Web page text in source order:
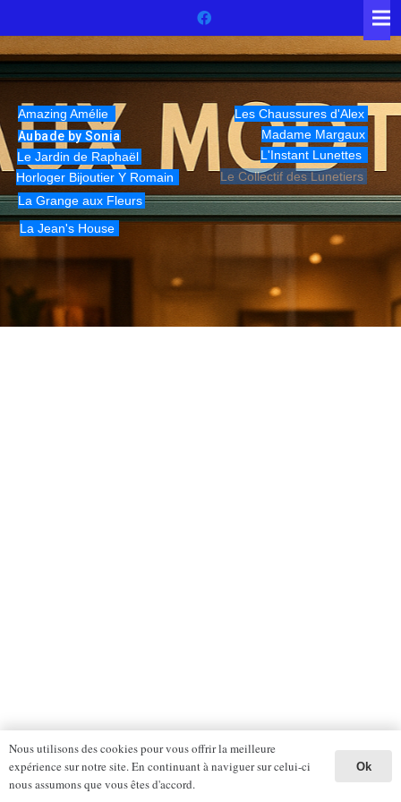
Amazing Amélie
Aubade by Sonia
Le Jardin de Raphaël
Horloger Bijoutier Y Romain
La Grange aux Fleurs
La Jean's House
Les Chaussures d'Alex
Madame Margaux
L'Instant Lunettes
Le Collectif des Lunetiers
Nous utilisons des cookies pour vous offrir la meilleure
expérience sur notre site. En continuant à naviguer sur celui-ci
nous assumons que vous êtes d'accord.
Ok